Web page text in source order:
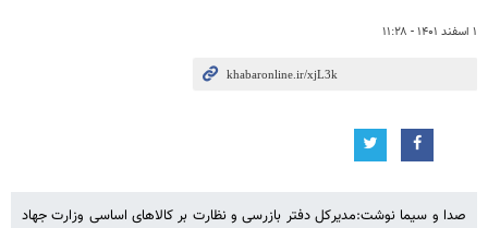
۱ اسفند ۱۴۰۱ - ۱۱:۲۸
صدا و سیما نوشت:مدیرکل دفتر بازرسی و نظارت بر کالاهای اساسی وزارت جهاد